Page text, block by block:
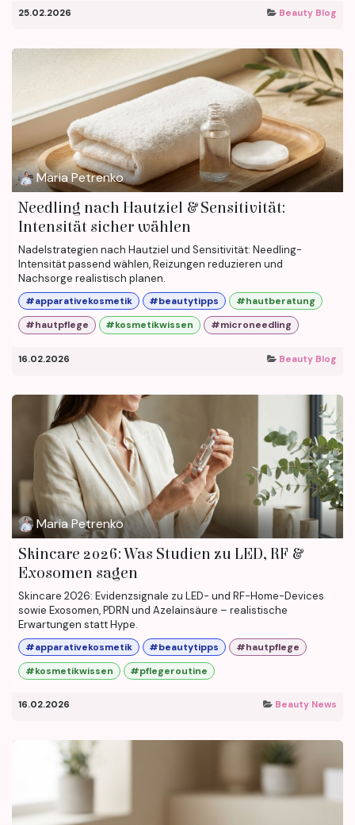
25.02.2026 Beauty Blog
Maria Petrenko
Needling nach Hautziel & Sensitivität:
Intensität sicher wählen
Nadelstrategien nach Hautziel und Sensitivität: Needling-
Intensität passend wählen, Reizungen reduzieren und
Nachsorge realistisch planen.
#apparativekosmetik #beautytipps
#hautberatung
#hautpflege
#kosmetikwissen #microneedling
16.02.2026 Beauty Blog
Maria Petrenko
Skincare 2026: Was Studien zu LED, RF &
Exosomen sagen
Skincare 2026: Evidenzsignale zu LED- und RF-Home-Devices
sowie Exosomen, PDRN und Azelainsäure – realistische
Erwartungen statt Hype.
#apparativekosmetik #beautytipps
#hautpflege
#kosmetikwissen
#pflegeroutine
16.02.2026 Beauty News